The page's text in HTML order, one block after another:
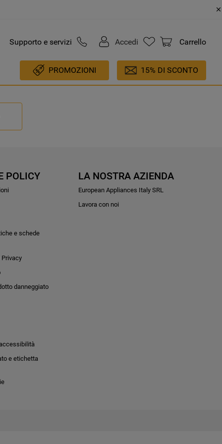
Supporto e servizi Accedi Carrello
PROMOZIONI 15% DI SCONTO
POLICY
e schede
danneggiato
e etichetta
LA NOSTRA AZIENDA
European Appliances Italy SRL
Lavora con noi